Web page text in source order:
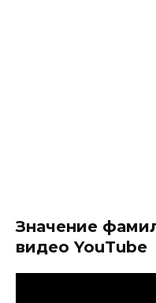
Значение
видео YouTube